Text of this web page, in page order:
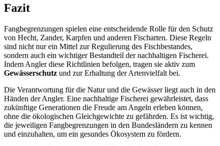
Fazit
Fangbegrenzungen spielen eine entscheidende Rolle für den Schutz
von Hecht, Zander, Karpfen und anderen Fischarten. Diese Regeln
sind nicht nur ein Mittel zur Regulierung des Fischbestandes,
sondern auch ein wichtiger Bestandteil der nachhaltigen Fischerei.
Indem Angler diese Richtlinien befolgen, tragen sie aktiv zum
Gewässerschutz und zur Erhaltung der Artenvielfalt bei.
Die Verantwortung für die Natur und die Gewässer liegt auch in den
Händen der Angler. Eine nachhaltige Fischerei gewährleistet, dass
zukünftige Generationen die Freude am Angeln erleben können,
ohne die ökologischen Gleichgewichte zu gefährden. Es ist wichtig,
die jeweiligen Fangbegrenzungen in den Bundesländern zu kennen
und einzuhalten, um ein gesundes Ökosystem zu fördern.